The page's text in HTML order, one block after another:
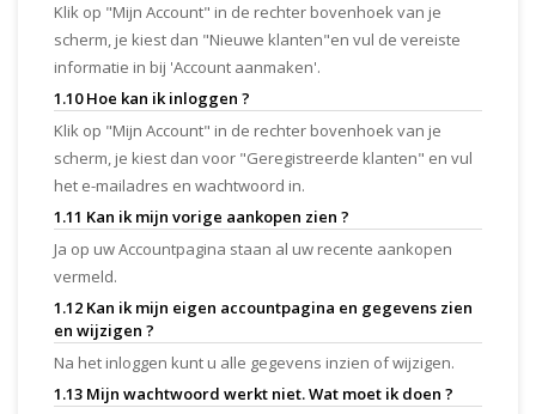
Klik op "Mijn Account" in de rechter bovenhoek van je
scherm, je kiest dan "Nieuwe klanten"en vul de vereiste
informatie in bij 'Account aanmaken'.
1.10 Hoe kan ik inloggen ?
Klik op "Mijn Account" in de rechter bovenhoek van je
scherm, je kiest dan voor "Geregistreerde klanten" en vul
het e-mailadres en wachtwoord in.
1.11 Kan ik mijn vorige aankopen zien ?
Ja op uw Accountpagina staan al uw recente aankopen
vermeld.
1.12 Kan ik mijn eigen accountpagina en gegevens zien
en wijzigen ?
Na het inloggen kunt u alle gegevens inzien of wijzigen.
1.13 Mijn wachtwoord werkt niet. Wat moet ik doen ?